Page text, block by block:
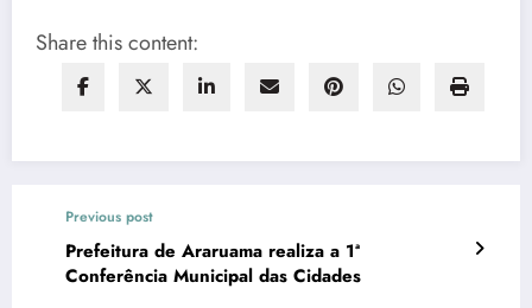
Share this content:
Previous post
Prefeitura de Araruama realiza a 1ª
Conferência Municipal das Cidades